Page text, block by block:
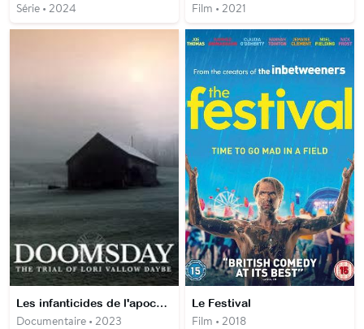
Série • 2024 Film • 2021
Les infanticides de l'apocalypse : le procès
Documentaire • 2023
Le Festival
Film • 2018